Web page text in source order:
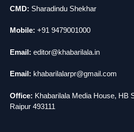
3
चीन में नए वायरस ने
news
CMD: Sharadindu Shekhar
Mobile: +91 9479001000
Email: editor@khabarilala.in
Email: khabarilalarpr@gmail.com
Office: Khabarilala Media House, HB
Raipur 493111